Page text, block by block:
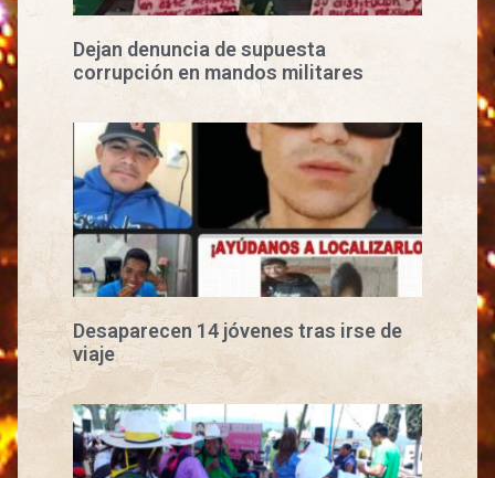
Dejan denuncia de supuesta
corrupción en mandos militares
Desaparecen 14 jóvenes tras irse de
viaje